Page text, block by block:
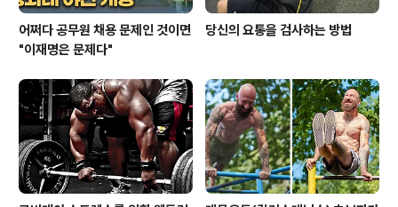
어쩌다 공무원 채용 문제인 것이면
"이재명은 문제다"
당신의 요통을 검사하는 방법